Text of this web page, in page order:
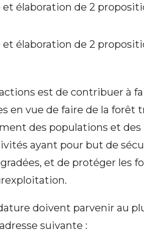
élaboration de 2
élaboration de 2
est de contribuer à
en vue de faire de la forêt
des populations et
ayant pour but de
et de protéger les
doivent parvenir au
suivante :